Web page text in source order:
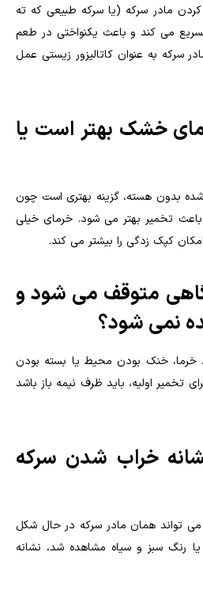
کردن مادر سرکه (یا سرکه طبیعی که ته
می کند و باعث یکنواختی در طعم
سرکه به عنوان کاتالیزور زیستی عمل
خشک بهتر است یا
بدون هسته، گزینه بهتری است چون
تخمیر بهتر می شود. خرمای خیلی
کپک زدگی را بیشتر می کند.
گاهی متوقف می شود و
نمی شود؟
خرما، خنک بودن محیط یا بسته بودن
اولیه، باید ظرف نیمه باز باشد
خراب شدن سرکه
می تواند همان مادر سرکه در حال شکل
رنگ سبز و سیاه مشاهده شد، نشانه